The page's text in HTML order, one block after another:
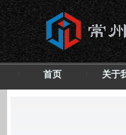
首页 关于